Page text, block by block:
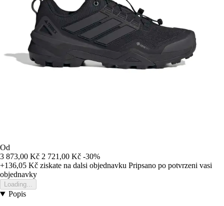
Od
3 873,00 Kč 2 721,00 Kč -30%
+136,05 Kč ziskate na dalsi objednavku Pripsano po potvrzeni vasi
objednavky
Loading...
Popis